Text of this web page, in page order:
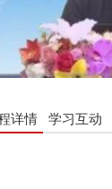
详情 学习互动